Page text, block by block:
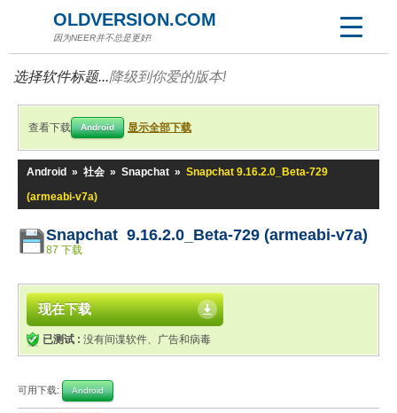
OLDVERSION.COM
因为NEER并不总是更好!
选择软件标题...降级到你爱的版本!
查看下载 Android 显示全部下载
Android » 社会 » Snapchat » Snapchat 9.16.2.0_Beta-729
(armeabi-v7a)
Snapchat 9.16.2.0_Beta-729 (armeabi-v7a)
87 下载
现在下载
已测试 : 没有间谍软件、广告和病毒
可用下载: Android